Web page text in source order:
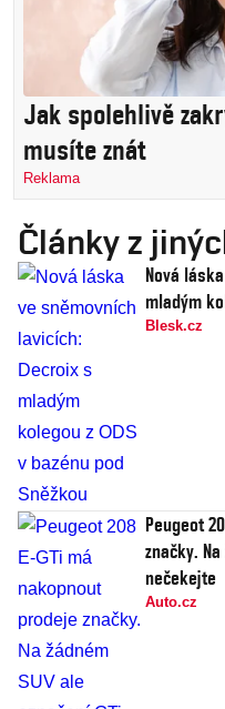
Jak spolehlivě
musíte znát
Reklama
Články z
Nová
mladým
Blesk.cz
Peugeot
značky.
nečekejte
Auto.cz